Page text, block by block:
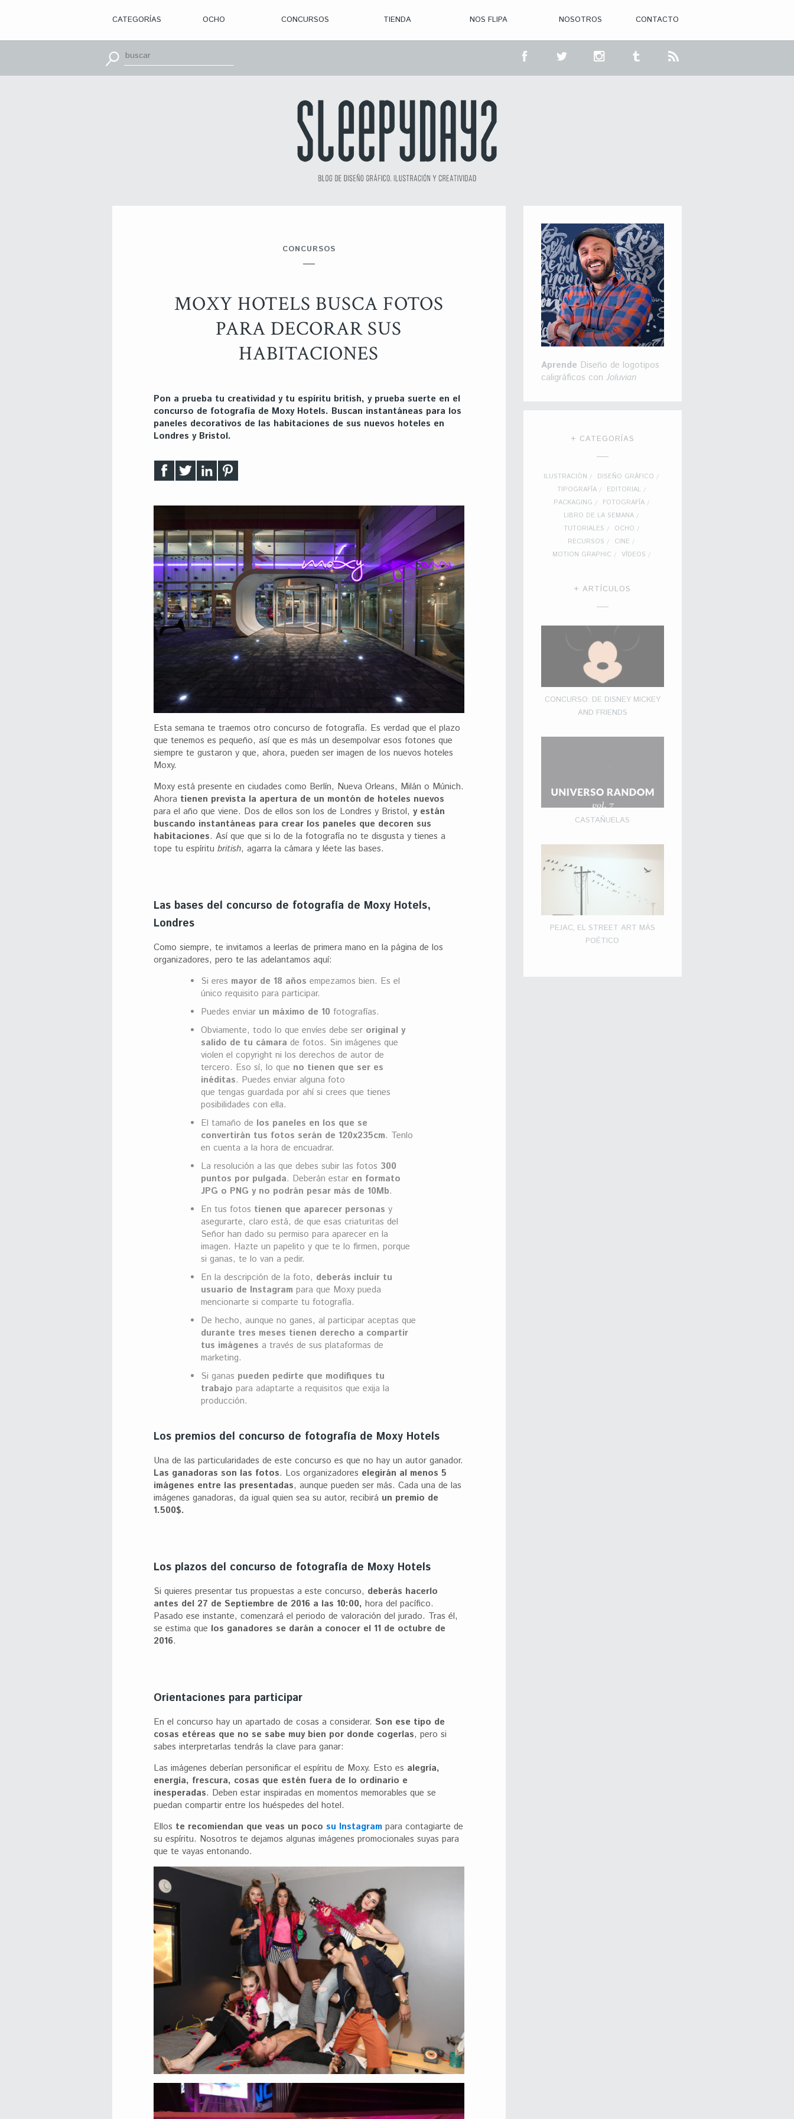
CATEGORÍAS
> DISEÑO
> APRENDE
CON
OCHO CONCURSOS
> CON. CERRADA
TIENDA NOS FLIPA NOSOTROS CONTACTO
CONCURSOS
MOXY HOTELS BUSCA FOTOS
PARA DECORAR SUS
HABITACIONES
Pon a prueba tu creatividad y tu espíritu british, y prueba suerte en el
concurso de fotografía de Moxy Hotels. Buscan instantáneas para los
paneles decorativos de las habitaciones de sus nuevos hoteles en
Londres y Bristol.
Esta semana te traemos otro concurso de fotografía. Es verdad que el plazo
que tenemos es pequeño, así que es más un desempolvar esos fotones que
siempre te gustaron y que, ahora, pueden ser imagen de los nuevos hoteles
Moxy.
Moxy está presente en ciudades como Berlín, Nueva Orleans, Milán o Múnich.
Ahora tienen prevista la apertura de un montón de hoteles nuevos
para el año que viene. Dos de ellos son los de Londres y Bristol, y están
buscando instantáneas para crear los paneles que decoren sus
habitaciones. Así que que si lo de la fotografía no te disgusta y tienes a
tope tu espíritu british, agarra la cámara y léete las bases.
Las bases del concurso de fotografía de Moxy Hotels,
Londres
Como siempre, te invitamos a leerlas de primera mano en la página de los
organizadores, pero te las adelantamos aquí:
Si eres mayor de 18 años empezamos bien. Es el
único requisito para participar.
Puedes enviar un máximo de 10 fotografías.
Obviamente, todo lo que envíes debe ser original y
salido de tu cámara de fotos. Sin imágenes que
violen el copyright ni los derechos de autor de
tercero. Eso sí, lo que no tienen que ser es
inéditas. Puedes enviar alguna foto
que tengas guardada por ahí si crees que tienes
posibilidades con ella.
El tamaño de los paneles en los que se
convertirán tus fotos serán de 120x235cm. Tenlo
en cuenta a la hora de encuadrar.
La resolución a las que debes subir las fotos 300
puntos por pulgada. Deberán estar en formato
JPG o PNG y no podrán pesar más de 10Mb.
En tus fotos tienen que aparecer personas y
asegurarte, claro está, de que esas criaturitas del
Señor han dado su permiso para aparecer en la
imagen. Hazte un papelito y que te lo firmen, porque
si ganas, te lo van a pedir.
En la descripción de la foto, deberás incluir tu
usuario de Instagram para que Moxy pueda
mencionarte si comparte tu fotografía.
De hecho, aunque no ganes, al participar aceptas que
durante tres meses tienen derecho a compartir
tus imágenes a través de sus plataformas de
marketing.
Si ganas pueden pedirte que modifiques tu
trabajo para adaptarte a requisitos que exija la
producción.
Los premios del concurso de fotografía de Moxy Hotels
Una de las particularidades de este concurso es que no hay un autor ganador.
Las ganadoras son las fotos. Los organizadores elegirán al menos 5
imágenes entre las presentadas, aunque pueden ser más. Cada una de las
imágenes ganadoras, da igual quien sea su autor, recibirá un premio de
1.500$.
Los plazos del concurso de fotografía de Moxy Hotels
Si quieres presentar tus propuestas a este concurso, deberás hacerlo
antes del 27 de Septiembre de 2016 a las 10:00, hora del pacífico.
Pasado ese instante, comenzará el periodo de valoración del jurado. Tras él,
se estima que los ganadores se darán a conocer el 11 de octubre de
2016.
Orientaciones para participar
En el concurso hay un apartado de cosas a considerar. Son ese tipo de
cosas etéreas que no se sabe muy bien por donde cogerlas, pero si
sabes interpretarlas tendrás la clave para ganar:
Las imágenes deberían personificar el espíritu de Moxy. Esto es alegría,
energía, frescura, cosas que estén fuera de lo ordinario e
inesperadas. Deben estar inspiradas en momentos memorables que se
puedan compartir entre los huéspedes del hotel.
Ellos te recomiendan que veas un poco su Instagram para contagiarte de
su espíritu. Nosotros te dejamos algunas imágenes promocionales suyas para
que te vayas entonando.
Aprende Diseño de logotipos
caligráficos con Joluvian
+ CATEGORÍAS
ILUSTRACIÓN
DISEÑO GRÁFICO
TIPOGRAFÍA
EDITORIAL
PACKAGING
FOTOGRAFÍA
LIBRO DE LA SEMANA
TUTORIALES
OCHO
RECURSOS
CINE
MOTION GRAPHIC
VÍDEOS
+ ARTÍCULOS
CONCURSO: DE DISNEY MICKEY
AND FRIENDS
CASTAÑUELAS
PEJAC, EL STREET ART MÁS
POÉTICO